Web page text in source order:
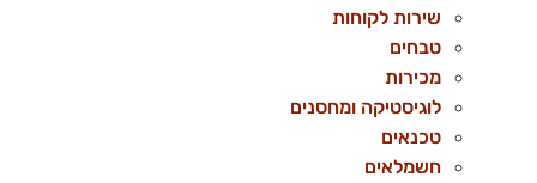
שירות לקוחות
טבחים
מכירות
לוגיסטיקה ומחסנים
טכנאים
חשמלאים